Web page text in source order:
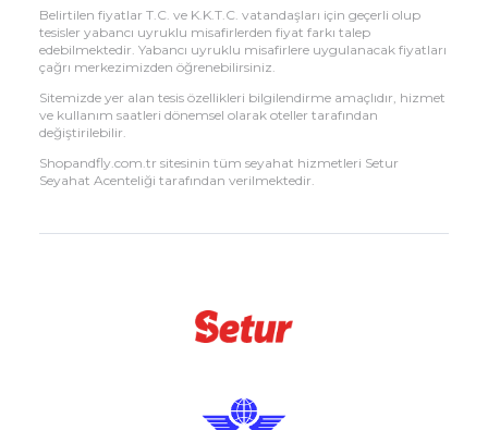
Belirtilen fiyatlar T.C. ve K.K.T.C. vatandaşları için geçerli olup
tesisler yabancı uyruklu misafirlerden fiyat farkı talep
edebilmektedir. Yabancı uyruklu misafirlere uygulanacak fiyatları
çağrı merkezimizden öğrenebilirsiniz.
Sitemizde yer alan tesis özellikleri bilgilendirme amaçlıdır, hizmet
ve kullanım saatleri dönemsel olarak oteller tarafından
değiştirilebilir.
Shopandfly.com.tr sitesinin tüm seyahat hizmetleri Setur
Seyahat Acenteliği tarafından verilmektedir.